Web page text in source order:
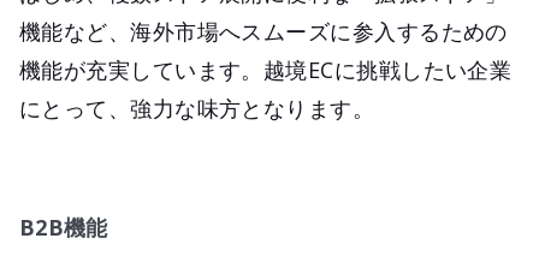
機能など、海外市場へスムーズに参入するための
機能が充実しています。越境ECに挑戦したい企業
にとって、強力な味方となります。
B2B機能